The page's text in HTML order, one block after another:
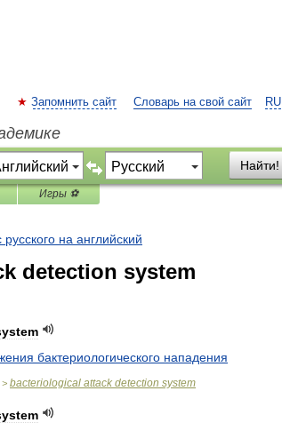
RU
Запомнить сайт Словарь на свой сайт
Найти!
Игры ⚽
русского на английский
detection system
бактериологического нападения
> bacteriological attack detection system